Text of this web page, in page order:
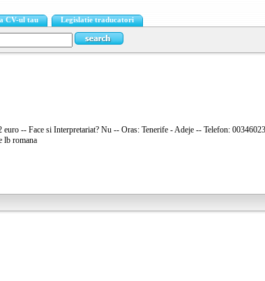
CV-ul tau Legislatie traducatori
-- Face si Interpretariat? Nu -- Oras: Tenerife - Adeje -- Telefon:
lb romana